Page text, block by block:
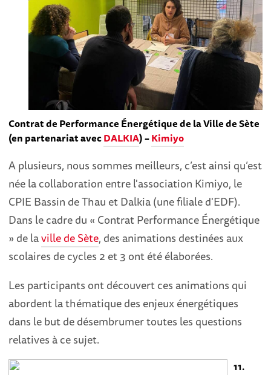
Contrat de Performance Énergétique de la Ville de Sète
(en partenariat avecDALKIA) –Kimiyo
A plusieurs, nous sommes meilleurs, c’est ainsi qu’est
née la collaboration entre l'association Kimiyo, le
CPIE Bassin de Thau et Dalkia (une filiale d'EDF).
Dans le cadre du « Contrat Performance Énergétique
» de laville de Sète, des animations destinées aux
scolaires de cycles 2 et 3 ont été élaborées.
Les participants ont découvert ces animations qui
abordent la thématique des enjeux énergétiques
dans le but de désembrumer toutes les questions
relatives à ce sujet.
11.